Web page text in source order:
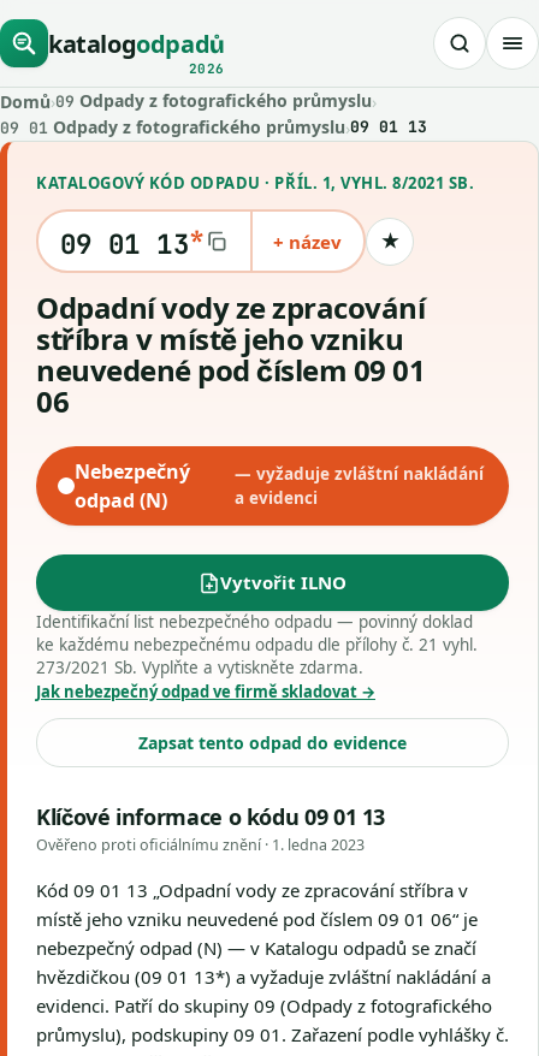
katalogodpadů
2026
Domů›09 Odpady z fotografického průmyslu›
09 01 Odpady z fotografického průmyslu›09 01 13
KATALOGOVÝ KÓD ODPADU · PŘÍL. 1, VYHL. 8/2021 SB.
09 01 13* + název ★Uložit kód
Odpadní vody ze zpracování
stříbra v místě jeho vzniku
neuvedené pod číslem 09 01
06
Nebezpečný
odpad (N)
— vyžaduje zvláštní nakládání
a evidenci
Vytvořit ILNO
Identifikační list nebezpečného odpadu — povinný doklad
ke každému nebezpečnému odpadu dle přílohy č. 21 vyhl.
273/2021 Sb. Vyplňte a vytiskněte zdarma.
Jak nebezpečný odpad ve firmě skladovat →
Zapsat tento odpad do evidence
Klíčové informace o kódu 09 01 13
Ověřeno proti oficiálnímu znění · 1. ledna 2023
Kód 09 01 13 „Odpadní vody ze zpracování stříbra v
místě jeho vzniku neuvedené pod číslem 09 01 06“ je
nebezpečný odpad (N) — v Katalogu odpadů se značí
hvězdičkou (09 01 13*) a vyžaduje zvláštní nakládání a
evidenci. Patří do skupiny 09 (Odpady z fotografického
průmyslu), podskupiny 09 01. Zařazení podle vyhlášky č.